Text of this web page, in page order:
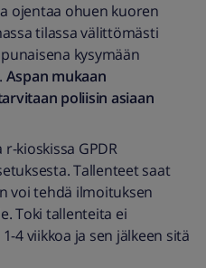
ojentaa ohuen kuoren
tilassa välittömästi
kysymään
Aspan mukaan
poliisin asiaan
kioskissa GPDR
Tallenteet saat
voi tehdä ilmoituksen
Toki tallenteita ei
4 viikkoa ja sen jälkeen sitä